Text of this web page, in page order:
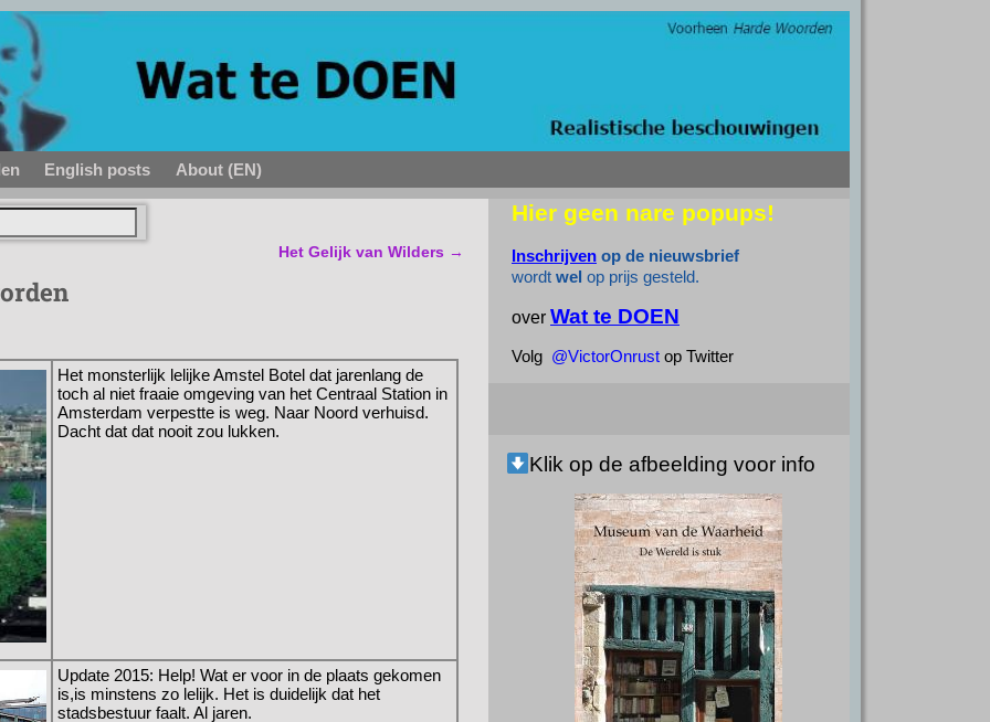
English posts About (EN)
Het Gelijk van Wilders →
Het monsterlijk lelijke Amstel Botel dat jarenlang de
toch al niet fraaie omgeving van het Centraal Station in
Amsterdam verpestte is weg. Naar Noord verhuisd.
Dacht dat dat nooit zou lukken.
Update 2015: Help! Wat er voor in de plaats gekomen
is,is minstens zo lelijk. Het is duidelijk dat het
stadsbestuur faalt. Al jaren.
Hier geen nare popups!
Inschrijven op de nieuwsbrief
wordt wel op prijs gesteld.
over Wat te DOEN
Volg @VictorOnrust op Twitter
Klik op de afbeelding voor info